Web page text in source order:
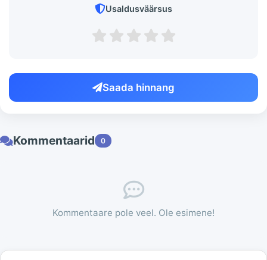
Usaldusväärsus
Saada hinnang
Kommentaarid 0
Kommentaare pole veel. Ole esimene!